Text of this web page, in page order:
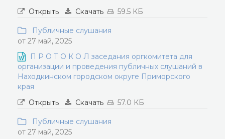
Открыть
Скачать 59.5 КБ
Публичные слушания
от 27 май, 2025
П Р О Т О К О Л заседания оргкомитета для
организации и проведения публичных слушаний в
Находкинском городском округе Приморского
края
Открыть
Скачать 57.0 КБ
Публичные слушания
от 27 май, 2025